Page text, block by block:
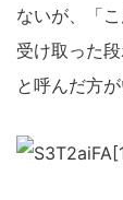
ないが、「
受け取った
と呼んだ方が